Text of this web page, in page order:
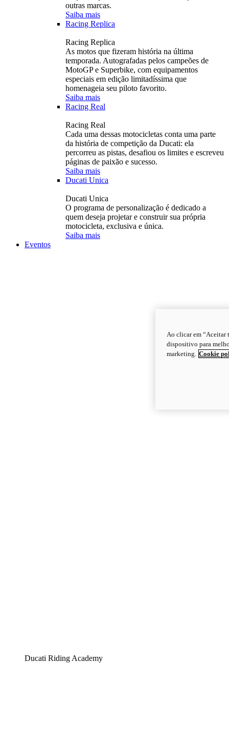
outras marcas.
Saiba mais
Racing Replica
Racing Replica
As motos que fizeram história na última
temporada. Autografadas pelos campeões de
MotoGP e Superbike, com equipamentos
especiais em edição limitadíssima que
homenageia seu piloto favorito.
Saiba mais
Racing Real
Racing Real
Cada uma dessas motocicletas conta uma parte
da história de competição da Ducati: ela
percorreu as pistas, desafiou os limites e escreveu
páginas de paixão e sucesso.
Saiba mais
Ducati Unica
Ducati Unica
O programa de personalização é dedicado a
quem deseja projetar e construir sua própria
motocicleta, exclusiva e única.
Saiba mais
Eventos
Ducati Riding Academy
Ao clicar em “Aceitar
dispositivo para
marketing. Cookie